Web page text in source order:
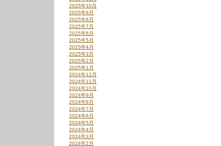
2025年10月
2025年9月
2025年8月
2025年7月
2025年6月
2025年5月
2025年4月
2025年3月
2025年2月
2025年1月
2024年12月
2024年11月
2024年10月
2024年9月
2024年8月
2024年7月
2024年6月
2024年5月
2024年4月
2024年3月
2024年2月